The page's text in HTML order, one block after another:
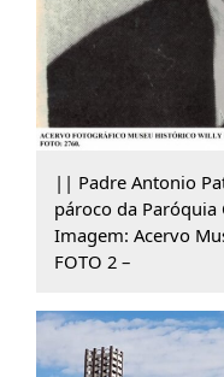
|| Padre Antonio
pároco da Paróquia
Imagem: Acervo
FOTO 2 –